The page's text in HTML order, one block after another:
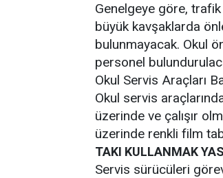
Genelgeye göre,
büyük kavşaklarda
bulunmayacak. Okul
personel
Okul Servis Araçları
Okul servis araçlarında
üzerinde ve çalışır
üzerinde renkli film
TAKI KULLANMAK
Servis sürücüleri